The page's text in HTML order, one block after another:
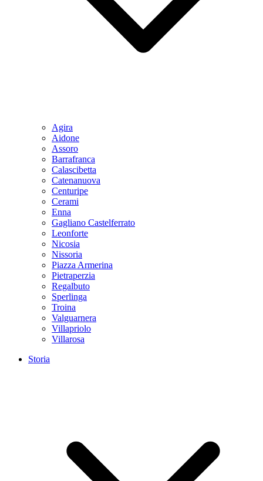
Agira
Aidone
Assoro
Barrafranca
Calascibetta
Catenanuova
Centuripe
Cerami
Enna
Gagliano Castelferrato
Leonforte
Nicosia
Nissoria
Piazza Armerina
Pietraperzia
Regalbuto
Sperlinga
Troina
Valguarnera
Villapriolo
Villarosa
Storia